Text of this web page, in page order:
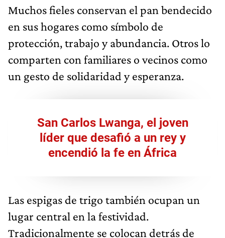
Muchos fieles conservan el pan bendecido
en sus hogares como símbolo de
protección, trabajo y abundancia. Otros lo
comparten con familiares o vecinos como
un gesto de solidaridad y esperanza.
San Carlos Lwanga, el joven
líder que desafió a un rey y
encendió la fe en África
Las espigas de trigo también ocupan un
lugar central en la festividad.
Tradicionalmente se colocan detrás de